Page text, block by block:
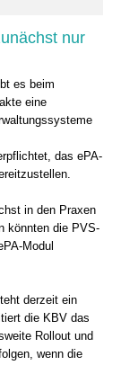
nur
es beim
eine
das ePA-
in den Praxen
könnten die PVS-
Modul
derzeit ein
die KBV das
Rollout und
wenn die